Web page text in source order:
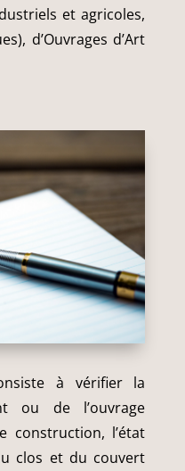
et agricoles,
d’Ouvrages d’Art
à vérifier la
ou de l’ouvrage
construction, l’état
clos et du couvert